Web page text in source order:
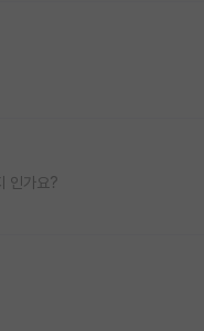
인가요?